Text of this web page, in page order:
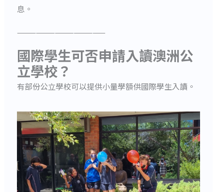
息。
——————————————
國際學生可否申請入讀澳洲公
立學校？
有部份公立學校可以提供小量學額供國際學生入讀。